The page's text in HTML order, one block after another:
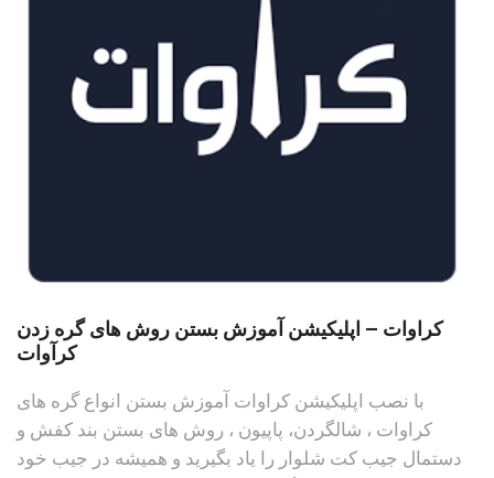
کراوات – اپلیکیشن آموزش بستن روش های گره زدن
کرآوات
با نصب اپلیکیشن کراوات آموزش بستن انواع گره های
کراوات ، شالگردن، پاپیون ، روش های بستن بند کفش و
دستمال جیب کت شلوار را یاد بگیرید و همیشه در جیب خود